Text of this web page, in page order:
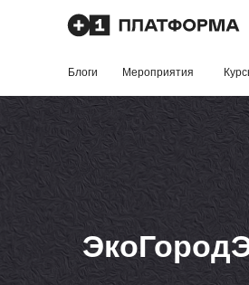
Мероприятия
Блоги